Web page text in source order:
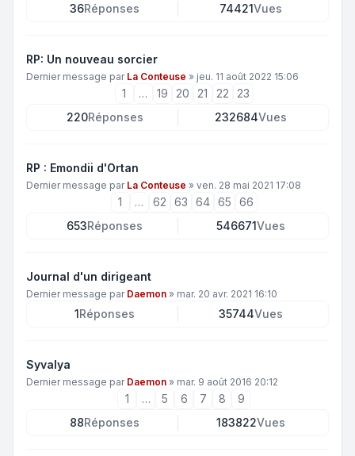
36Réponses 74421Vues
RP: Un nouveau sorcier
Dernier message par La Conteuse » jeu. 11 août 2022 15:06
1 … 19 20 21 22
23
220Réponses 232684Vues
RP : Emondii d'Ortan
Dernier message par La Conteuse » ven. 28 mai 2021 17:08
1 … 62 63 64 65
66
653Réponses 546671Vues
Journal d'un dirigeant
Dernier message par Daemon » mar. 20 avr. 2021 16:10
1Réponses 35744Vues
Syvalya
Dernier message par Daemon » mar. 9 août 2016 20:12
1 … 5 6 7 8
9
88Réponses 183822Vues